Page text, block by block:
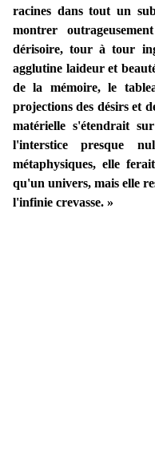
racines dans tout un
montrer
dérisoire, tour à tour
agglutine laideur et
de la mémoire, le
projections des désirs et
matérielle s'étendrait
l'interstice presque
métaphysiques, elle
qu'un univers, mais elle
l'infinie crevasse. »